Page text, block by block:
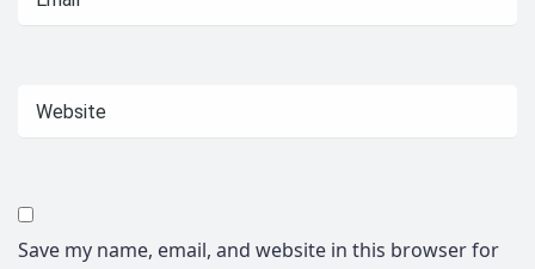
Save my name, email, and website in this browser for